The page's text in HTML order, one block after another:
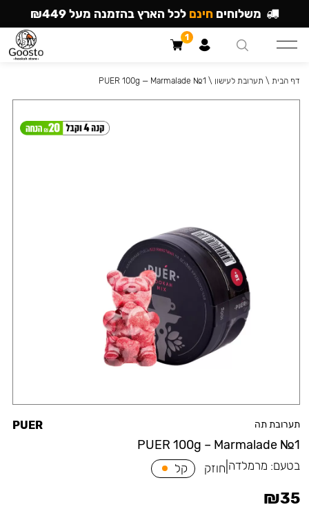
תערובת תה
PUER 100g – Marmalade №1
PUER
בטעם: מרמלדה חוזק קל
₪35
דף הבית \ תערובת לעישון \
PUER 100g — Marmalade №1
משלוחים חינם לכל הארץ בהזמנה מעל ₪449
1